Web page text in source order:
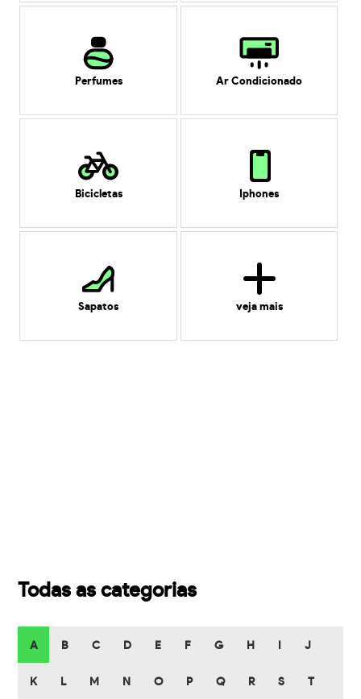
Perfumes Ar Condicionado
Bicicletas Iphones
Sapatos veja mais
Todas as categorias
A B C D E F G H J
K L M N O P Q R S T